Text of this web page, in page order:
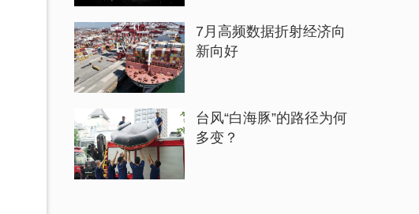
7月高频数据折射经济向
新向好
台风“白海豚”的路径为何
多变？